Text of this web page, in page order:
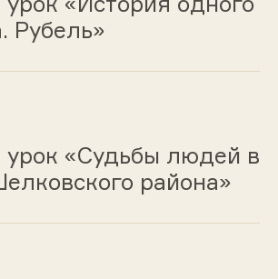
Рубель»
«Судьбы людей в
района»